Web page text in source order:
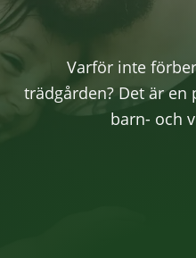
Varför inte
trädgården? Det är
barn- och